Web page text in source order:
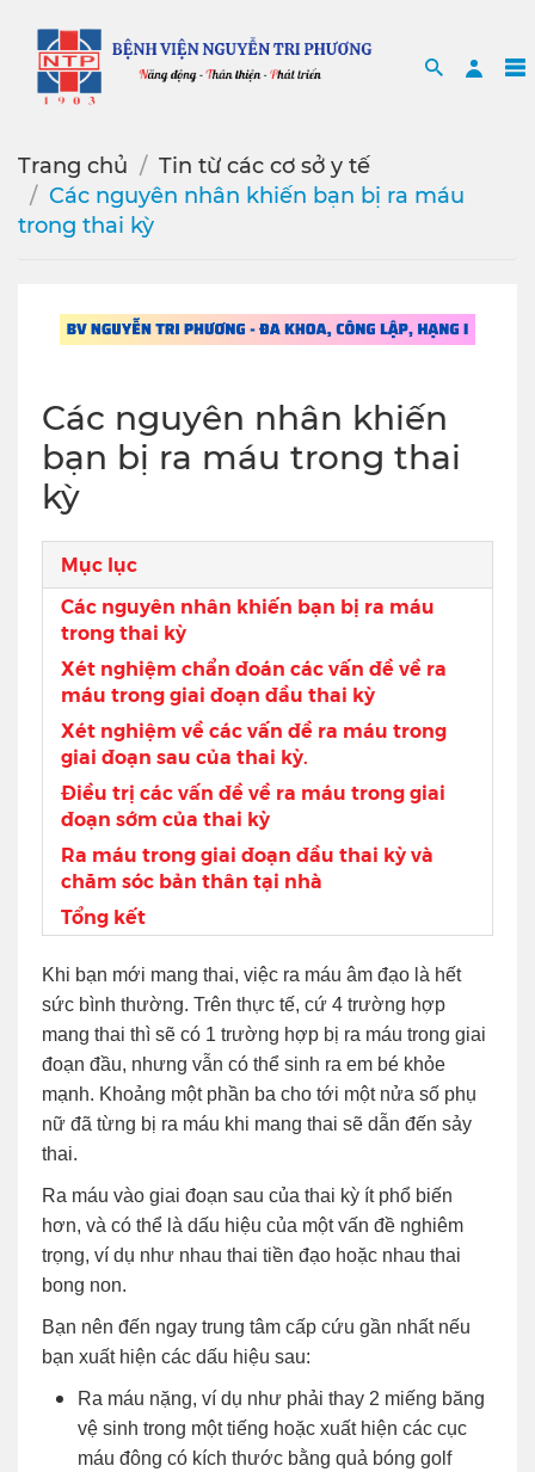
Search
Trang chủ
Tin từ các cơ sở y tế
Các nguyên nhân khiến bạn bị ra máu
trong thai kỳ
Các nguyên nhân khiến
bạn bị ra máu trong thai
kỳ
Mục lục
Các nguyên nhân khiến bạn bị ra máu
trong thai kỳ
Xét nghiệm chẩn đoán các vấn đề về ra
máu trong giai đoạn đầu thai kỳ
Xét nghiệm về các vấn đề ra máu trong
giai đoạn sau của thai kỳ.
Điều trị các vấn đề về ra máu trong giai
đoạn sớm của thai kỳ
Ra máu trong giai đoạn đầu thai kỳ và
chăm sóc bản thân tại nhà
Tổng kết
Khi bạn mới mang thai, việc ra máu âm đạo là hết
sức bình thường. Trên thực tế, cứ 4 trường hợp
mang thai thì sẽ có 1 trường hợp bị ra máu trong giai
đoạn đầu, nhưng vẫn có thể sinh ra em bé khỏe
mạnh. Khoảng một phần ba cho tới một nửa số phụ
nữ đã từng bị ra máu khi mang thai sẽ dẫn đến sảy
thai.
Ra máu vào giai đoạn sau của thai kỳ ít phổ biến
hơn, và có thể là dấu hiệu của một vấn đề nghiêm
trọng, ví dụ như nhau thai tiền đạo hoặc nhau thai
bong non.
Bạn nên đến ngay trung tâm cấp cứu gần nhất nếu
bạn xuất hiện các dấu hiệu sau:
Ra máu nặng, ví dụ như phải thay 2 miếng băng
vệ sinh trong một tiếng hoặc xuất hiện các cục
máu đông có kích thước bằng quả bóng golf